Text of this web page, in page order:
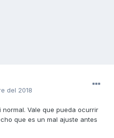
del 2018
Vale que pueda ocurrir
que es un mal ajuste antes